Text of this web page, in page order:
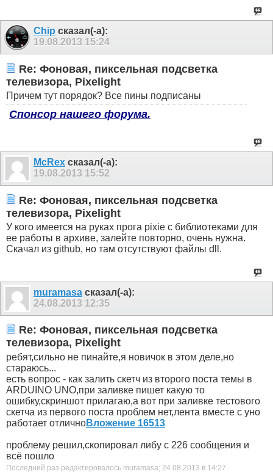
Chip сказал(-а):
19.08.2013 15:24
Re: Фоновая, пиксельная подсветка
телевизора, Pixelight
Причем тут порядок? Все пины подписаны
Спонсор нашего форума.
McRex сказал(-а):
19.08.2013 15:52
Re: Фоновая, пиксельная подсветка
телевизора, Pixelight
У кого имеется на руках прога pixie с библиотеками для
ее работы в архиве, залейте повторно, очень нужна.
Скачал из github, но там отсутствуют файлы dll.
muramasa сказал(-а):
24.08.2013 12:35
Re: Фоновая, пиксельная подсветка
телевизора, Pixelight
ребят,сильно не пинайте,я новичок в этом деле,но
стараюсь...
есть вопрос - как залить скетч из второго поста темы в
ARDUINO UNO,при заливке пишет какую то
ошибку,скриншот прилагаю,а вот при заливке тестового
скетча из первого поста проблем нет,лента вместе с уно
работает отличноВложение 16513
проблему решил,скопировал либу с 226 сообщения и
всё пошло
Последний раз редактировалось muramasa; 24.08.2013 в 14:27.